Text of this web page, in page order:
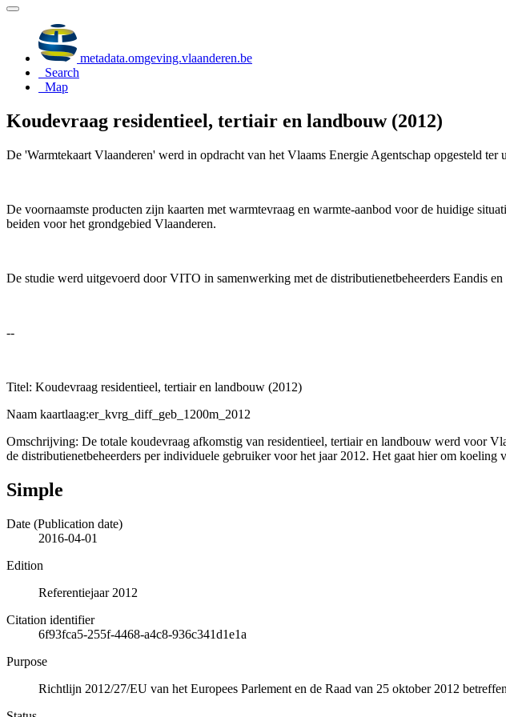
metadata.omgeving.vlaanderen.be
Search
Map
Koudevraag residentieel, tertiair en landbouw (2012)
De 'Warmtekaart Vlaanderen' werd in opdracht van het Vlaams Energie Agentschap opgesteld
De voornaamste producten zijn kaarten met warmtevraag en warmte-aanbod voor de huidige
beiden voor het grondgebied Vlaanderen.
De studie werd uitgevoerd door VITO in samenwerking met de distributienetbeheerders Eandis
--
Titel: Koudevraag residentieel, tertiair en landbouw (2012)
Naam kaartlaag:er_kvrg_diff_geb_1200m_2012
Omschrijving: De totale koudevraag afkomstig van residentieel, tertiair en landbouw werd voor
de distributienetbeheerders per individuele gebruiker voor het jaar 2012. Het gaat hier om
Simple
Date (Publication date)
2016-04-01
Edition
Referentiejaar 2012
Citation identifier
6f93fca5-255f-4468-a4c8-936c341d1e1a
Purpose
Richtlijn 2012/27/EU van het Europees Parlement en de Raad van 25 oktober 2012